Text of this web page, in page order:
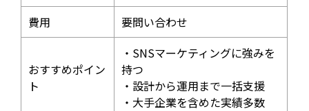
費用
要問い合わせ
おすすめポイン
ト
・SNSマーケティングに強みを
持つ
・設計から運用まで一括支援
・大手企業を含めた実績多数